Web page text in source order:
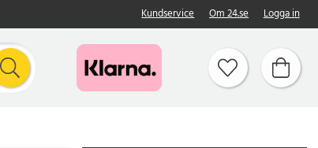
Kundservice Om 24.se Logga in